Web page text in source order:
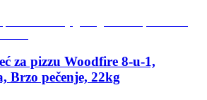
za pizzu Woodfire 8-u-1,
Brzo pečenje, 22kg